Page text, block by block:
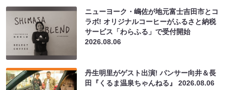
ニューヨーク・嶋佐が地元富士吉田市とコ
ラボ! オリジナルコーヒーがふるさと納税
サービス「わらふる」で受付開始
2026.08.06
丹生明里がゲスト出演! パンサー向井＆長
田『くるま温泉ちゃんねる』2026.08.06